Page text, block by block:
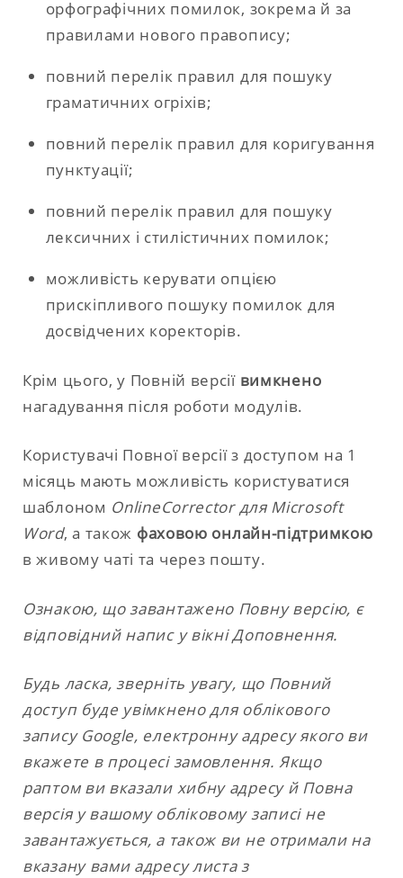
орфографічних помилок, зокрема й за
правилами нового правопису;
повний перелік правил для пошуку
граматичних огріхів;
повний перелік правил для коригування
пунктуації;
повний перелік правил для пошуку
лексичних і стилістичних помилок;
можливість керувати опцією
прискіпливого пошуку помилок для
досвідчених коректорів.
Крім цього, у Повній версії вимкнено
нагадування після роботи модулів.
Користувачі Повної версії з доступом на 1
місяць мають можливість користуватися
шаблоном OnlineCorrector для Microsoft
Word, а також фаховою онлайн-підтримкою
в живому чаті та через пошту.
Ознакою, що завантажено Повну версію, є
відповідний напис у вікні Доповнення.
Будь ласка, зверніть увагу, що Повний
доступ буде увімкнено для облікового
запису Google, електронну адресу якого ви
вкажете в процесі замовлення. Якщо
раптом ви вказали хибну адресу й Повна
версія у вашому обліковому записі не
завантажується, а також ви не отримали на
вказану вами адресу листа з